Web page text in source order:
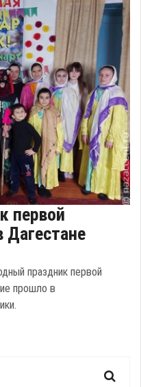
первой
праздник первой
прошло в